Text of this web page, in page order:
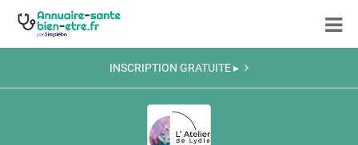
INSCRIPTION GRATUITE ▸